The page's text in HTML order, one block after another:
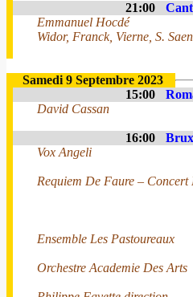
21:00
Emmanuel Hocdé
Widor, Franck, Vierne, S.
Samedi 9 Septembre 2023
15:00
David Cassan
16:00
Vox Angeli
Requiem De Faure – Concert
Ensemble Les Pastoureaux
Orchestre Academie Des Arts